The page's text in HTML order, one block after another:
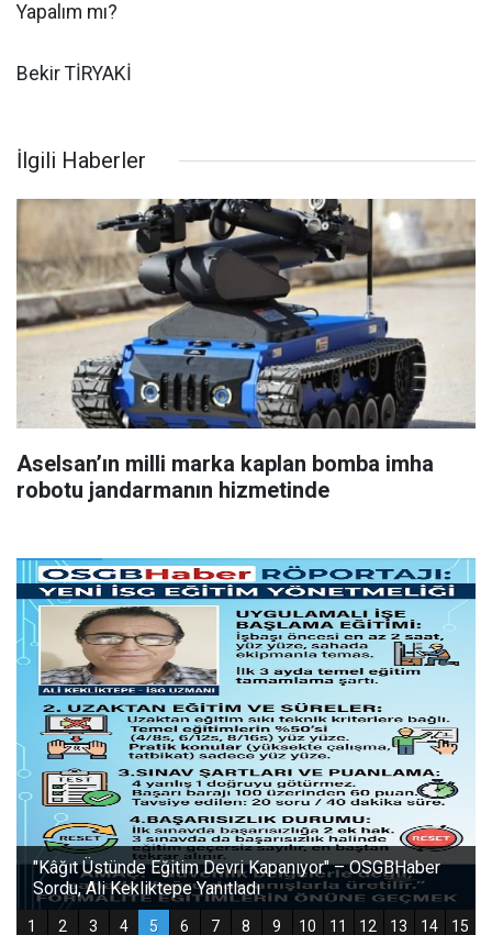
Yapalım mı?
Bekir TİRYAKİ
İlgili Haberler
Aselsan’ın milli marka kaplan bomba imha
robotu jandarmanın hizmetinde